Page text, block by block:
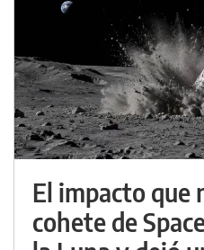
El impacto que
cohete de